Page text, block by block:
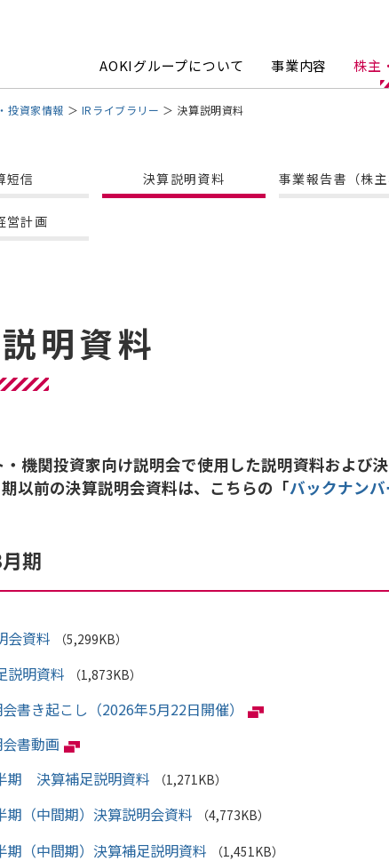
投資家情報 IRライブラリー 決算説明資料
短信 決算説明資料 事業報告書（株主
営計画
明資料
機関投資家向け説明会で使用した説明資料および
以前の決算説明会資料は、こちらの「バックナンバ
期
会資料 （5,299KB）
説明資料 （1,873KB）
書き起こし（2026年5月22日開催）
書動画
期 決算補足説明資料
（1,271KB）
期（中間期）決算説明会資料 （4,773KB）
期（中間期）決算補足説明資料 （1,451KB）
AOKIグループについて 事業内容 株主